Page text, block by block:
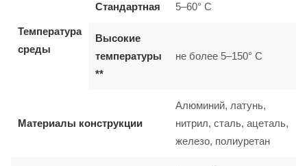
Температура
среды
Стандартная 5–60° C
Высокие
температуры
**
не более 5–150° C
Материалы конструкции
Алюминий, латунь,
нитрил, сталь, ацеталь,
железо, полиуретан